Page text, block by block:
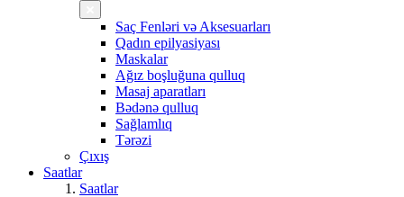
Saç Fenləri və Aksesuarları
Qadın epilyasiyası
Maskalar
Ağız boşluğuna qulluq
Masaj aparatları
Bədənə qulluq
Sağlamlıq
Tərəzi
Çıxış
Saatlar
Saatlar